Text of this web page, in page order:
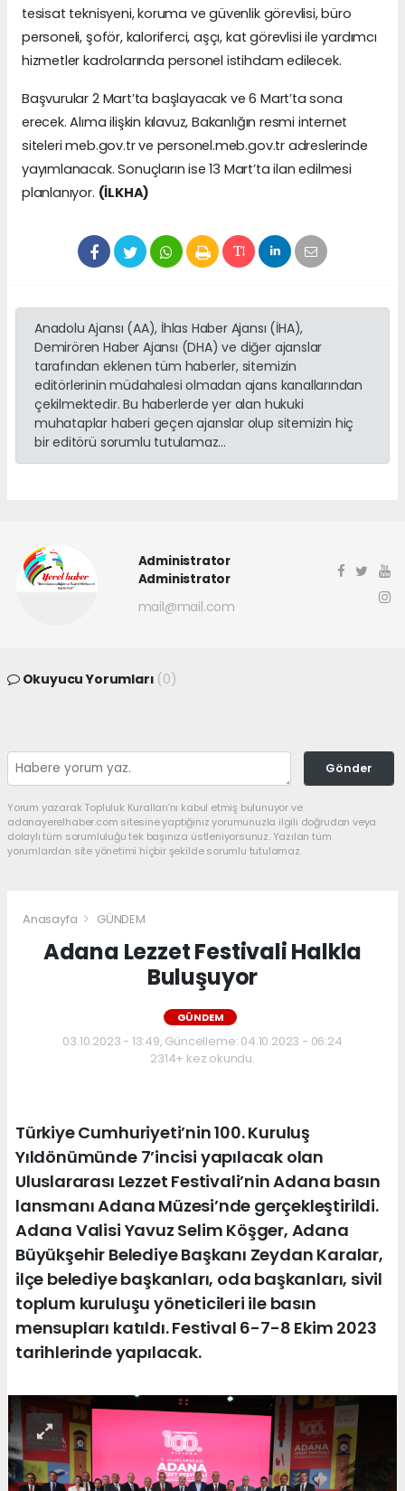
tesisat teknisyeni, koruma ve güvenlik görevlisi, büro
personeli, şoför, kaloriferci, aşçı, kat görevlisi ile yardımcı
hizmetler kadrolarında personel istihdam edilecek.
Başvurular 2 Mart’ta başlayacak ve 6 Mart’ta sona
erecek. Alıma ilişkin kılavuz, Bakanlığın resmi internet
siteleri meb.gov.tr ve personel.meb.gov.tr adreslerinde
yayımlanacak. Sonuçların ise 13 Mart’ta ilan edilmesi
planlanıyor. (İLKHA)
Anadolu Ajansı (AA), İhlas Haber Ajansı (İHA),
Demirören Haber Ajansı (DHA) ve diğer ajanslar
tarafından eklenen tüm haberler, sitemizin
editörlerinin müdahalesi olmadan ajans kanallarından
çekilmektedir. Bu haberlerde yer alan hukuki
muhataplar haberi geçen ajanslar olup sitemizin hiç
bir editörü sorumlu tutulamaz...
Administrator
Administrator
mail@mail.com
Okuyucu Yorumları (0)
Gönder
Yorum yazarak Topluluk Kuralları’nı kabul etmiş bulunuyor ve
adanayerelhaber.com sitesine yaptığınız yorumunuzla ilgili doğrudan veya
dolaylı tüm sorumluluğu tek başınıza üstleniyorsunuz. Yazılan tüm
yorumlardan site yönetimi hiçbir şekilde sorumlu tutulamaz.
Anasayfa GÜNDEM
Adana Lezzet Festivali Halkla
Buluşuyor
GÜNDEM
03.10.2023 - 13:49, Güncelleme: 04.10.2023 - 06:24
2314+ kez okundu.
Türkiye Cumhuriyeti’nin 100. Kuruluş
Yıldönümünde 7’incisi yapılacak olan
Uluslararası Lezzet Festivali’nin Adana basın
lansmanı Adana Müzesi’nde gerçekleştirildi.
Adana Valisi Yavuz Selim Köşger, Adana
Büyükşehir Belediye Başkanı Zeydan Karalar,
ilçe belediye başkanları, oda başkanları, sivil
toplum kuruluşu yöneticileri ile basın
mensupları katıldı. Festival 6-7-8 Ekim 2023
tarihlerinde yapılacak.